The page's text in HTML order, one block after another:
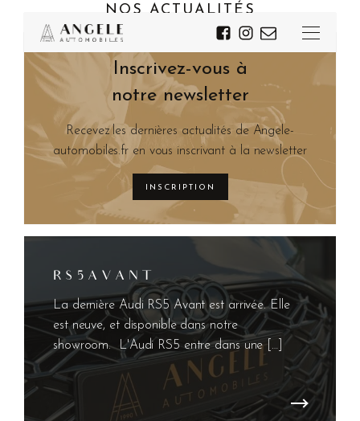
NOS ACTUALITÉS
Inscrivez-vous à
notre newsletter
Recevez les dernières actualités de Angele-
automobiles.fr en vous inscrivant à la newsletter
INSCRIPTION
R S 5 A V A N T
La dernière Audi RS5 Avant est arrivée. Elle
est neuve, et disponible dans notre
showroom. L'Audi RS5 entre dans une […]